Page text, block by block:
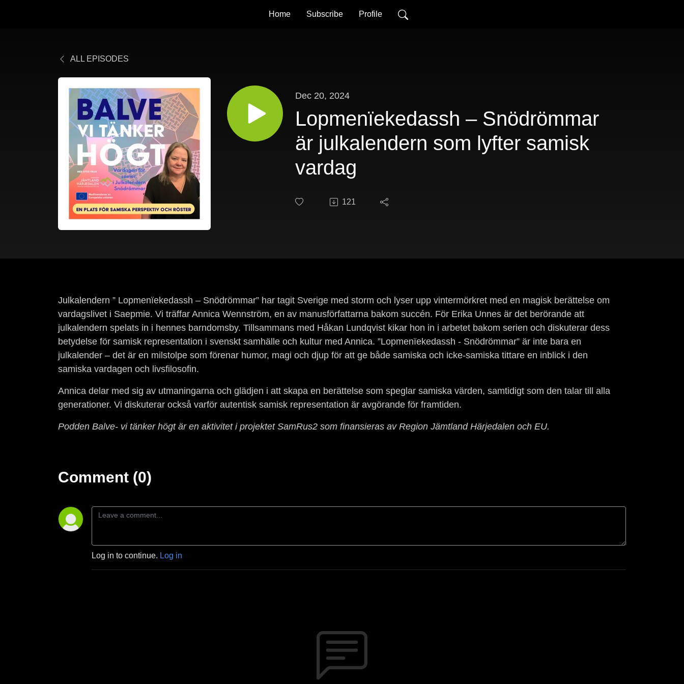
Home Subscribe Profile
ALL EPISODES
Dec 20, 2024
Lopmenïekedassh – Snödrömmar
är julkalendern som lyfter samisk
vardag
121
Julkalendern ” Lopmenïekedassh – Snödrömmar” har tagit Sverige med storm och lyser upp vintermörkret med en magisk berättelse om
vardagslivet i Saepmie. Vi träffar Annica Wennström, en av manusförfattarna bakom succén. För Erika Unnes är det berörande att
julkalendern spelats in i hennes barndomsby. Tillsammans med Håkan Lundqvist kikar hon in i arbetet bakom serien och diskuterar dess
betydelse för samisk representation i svenskt samhälle och kultur med Annica. ”Lopmenïekedassh - Snödrömmar” är inte bara en
julkalender – det är en milstolpe som förenar humor, magi och djup för att ge både samiska och icke-samiska tittare en inblick i den
samiska vardagen och livsfilosofin.
Annica delar med sig av utmaningarna och glädjen i att skapa en berättelse som speglar samiska värden, samtidigt som den talar till alla
generationer. Vi diskuterar också varför autentisk samisk representation är avgörande för framtiden.
Podden Balve- vi tänker högt är en aktivitet i projektet SamRus2 som finansieras av Region Jämtland Härjedalen och EU.
Comment (0)
Log in to continue. Log in